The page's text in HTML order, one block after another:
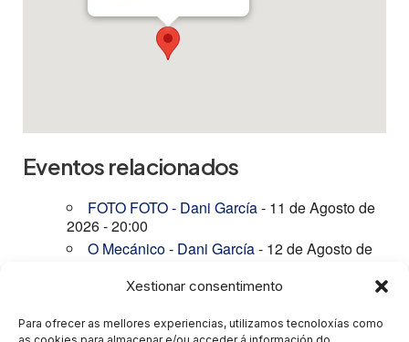
Xestionar consentimento
Para ofrecer as mellores experiencias, utilizamos tecnoloxías como
Eventos relacionados
FOTO FOTO - Dani García- 11 de Agosto de
2026 - 20:00
O Mecánico - Dani García- 12 de Agosto de
FOTO FOTO - Dani García- 22 de Agosto de
FOTO FOTO - Dani García- 12 de Setembro